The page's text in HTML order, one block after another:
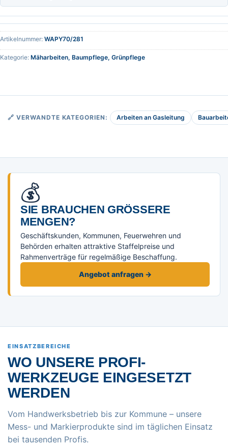
Artikelnummer: WAPY70/281
Kategorie: Mäharbeiten, Baumpflege, Grünpflege
🔗 VERWANDTE KATEGORIEN: Arbeiten an Gasleitung
💰
SIE BRAUCHEN GRÖSSERE M
ENGEN?
Geschäftskunden, Kommunen, Feuerwehren und
Behörden erhalten attraktive Staffelpreise und
Rahmenverträge für regelmäßige Beschaffung.
Angebot anfragen →
EINSATZBEREICHE
WO UNSERE PROFI-
WERKZEUGE EINGESETZT
WERDEN
Vom Handwerksbetrieb bis zur Kommune – unsere
Mess- und Markierprodukte sind im täglichen Einsatz
bei tausenden Profis.